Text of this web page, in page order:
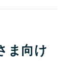
ま向け